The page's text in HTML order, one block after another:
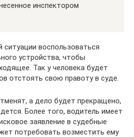
инспектором
ситуации воспользоваться
устройства, чтобы
Так у человека будет
отстоять свою правоту в суде.
а дело будет прекращено,
Более того, водитель имеет
заявление в судебные
потребовать возместить ему